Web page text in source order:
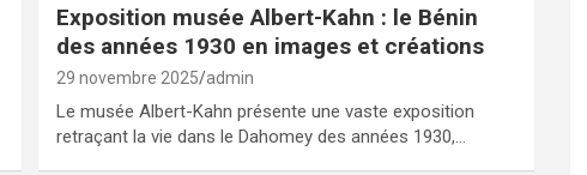
Exposition musée Albert-Kahn : le Bénin
des années 1930 en images et créations
29 novembre 2025 admin
Le musée Albert-Kahn présente une vaste exposition
retraçant la vie dans le Dahomey des années 1930,…